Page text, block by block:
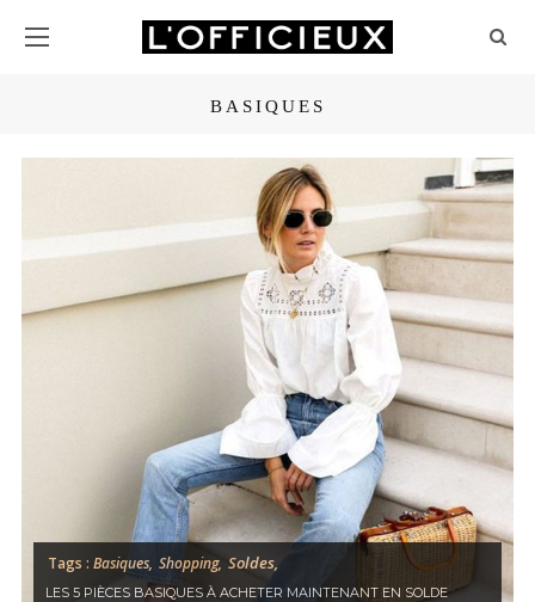
BASIQUES
Tags : Basiques, Shopping, Soldes,
LES 5 PIÈCES BASIQUES À ACHETER MAINTENANT EN SOLDE